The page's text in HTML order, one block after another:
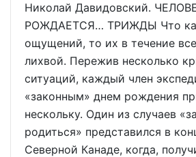
Николай Давидовский.
РОЖДАЕТСЯ… ТРИЖДЫ Что
ощущений, то их в течение
лихвой. Пережив несколько
ситуаций, каждый член
«законным» днем рождения
нескольку. Один из случаев
родиться» представился в
Северной Канаде, когда,